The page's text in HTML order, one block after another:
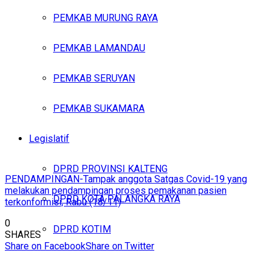
PEMKAB MURUNG RAYA
PEMKAB LAMANDAU
PEMKAB SERUYAN
PEMKAB SUKAMARA
Legislatif
DPRD PROVINSI KALTENG
DPRD KOTA PALANGKA RAYA
DPRD KOTIM
PENDAMPINGAN-Tampak anggota Satgas Covid-19 yang
melakukan pendampingan proses pemakanan pasien
terkonformisi, Rabu (18/11)
0
SHARES
Share on FacebookShare on Twitter